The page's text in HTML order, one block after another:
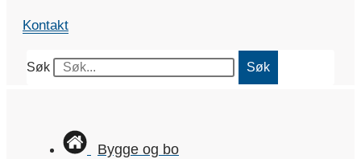
Kontakt
Søk Søk
Bygge og bo